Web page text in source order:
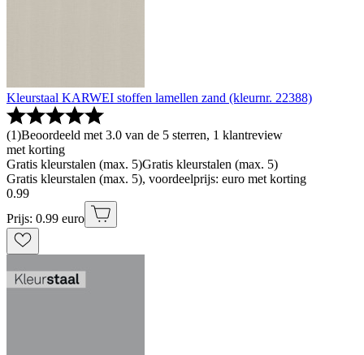
Kleurstaal KARWEI stoffen lamellen zand (kleurnr. 22388)
(1)Beoordeeld met 3.0 van de 5 sterren, 1 klantreview
met korting
Gratis kleurstalen (max. 5)Gratis kleurstalen (max. 5)
Gratis kleurstalen (max. 5), voordeelprijs: euro met korting
0.99
Prijs: 0.99 euro